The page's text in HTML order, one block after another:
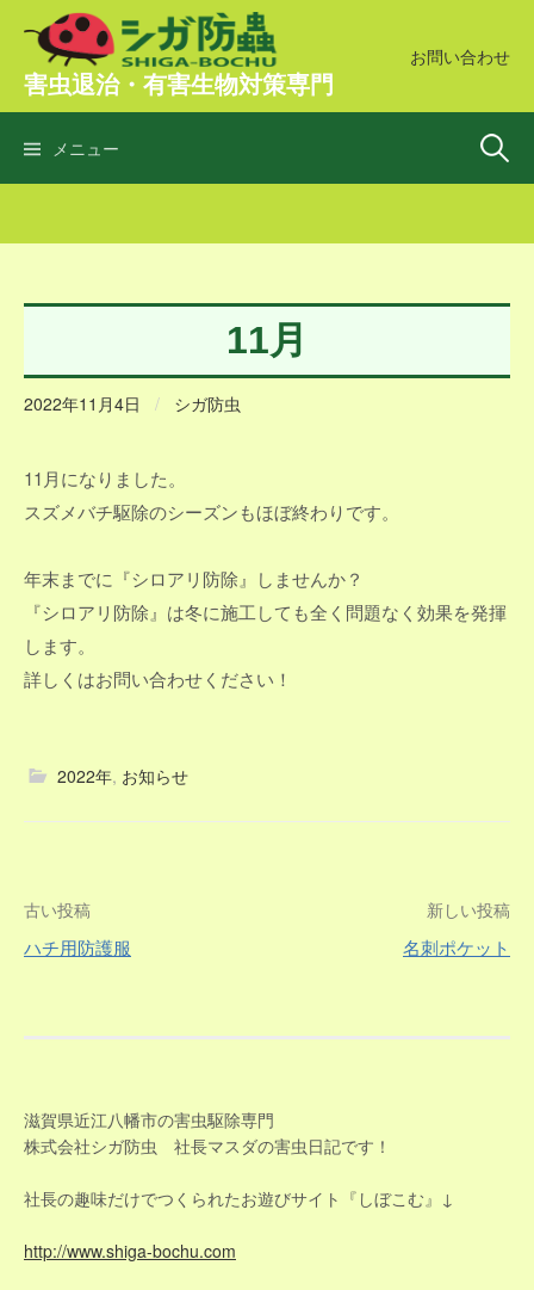
ン
へ
キ
害虫退治・有害生物対策専門
お問い合わせ
メニュー 検
11月
2022年11月4日 / シガ防虫
11月になりました。
スズメバチ駆除のシーズンもほぼ終わりです。
年末までに『シロアリ防除』しませんか？
『シロアリ防除』は冬に施工しても全く問題なく効果を発揮
します。
詳しくはお問い合わせください！
2022年, お知らせ
投
稿
ゲ
ー
シ
ョ
古い投稿
ハチ用防護服
新しい投稿
名刺ポケット
滋賀県近江八幡市の害虫駆除専門
株式会社シガ防虫 社長マスダの害虫日記です！
社長の趣味だけでつくられたお遊びサイト『しぼこむ』↓
http://www.shiga-bochu.com